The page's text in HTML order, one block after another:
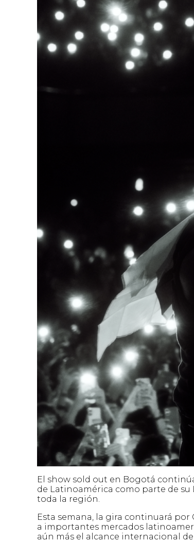
El show sold out en Bogotá
de Latinoamérica como parte de su
toda la región.
Esta semana, la gira continuará por
a importantes mercados
aún más el alcance internacional